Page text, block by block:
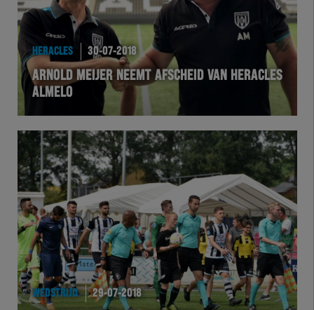
BusinessClub
Herakids
Team Zwart Wit
Futsal
eSports
Academie
HERACLES 30-07-2018
ARNOLD MEIJER NEEMT AFSCHEID VAN HERACLES
ALMELO
WEDSTRIJD 29-07-2018